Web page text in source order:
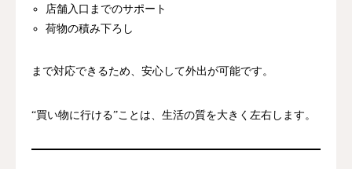
店舗入口までのサポート
荷物の積み下ろし
まで対応できるため、安心して外出が可能です。
“買い物に行ける”ことは、生活の質を大きく左右します。